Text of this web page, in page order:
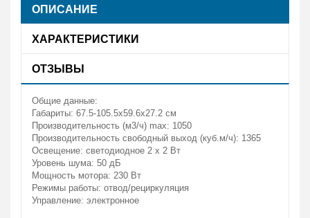
ОПИСАНИЕ
ХАРАКТЕРИСТИКИ
ОТЗЫВЫ
Общие данные:
Габариты: 67.5-105.5x59.6x27.2 см
Производительность (м3/ч) max: 1050
Производительность свободный выход (куб.м/ч): 1365
Освещение: светодиодное 2 x 2 Вт
Уровень шума: 50 дБ
Мощность мотора: 230 Вт
Режимы работы: отвод/рециркуляция
Управление: электронное